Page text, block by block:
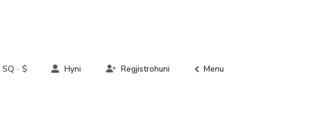
SQ · $ Hyni Regjistrohuni Menu